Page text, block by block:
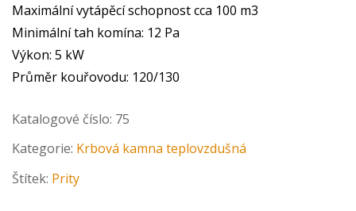
Maximální vytápěcí schopnost cca 100 m3
Minimální tah komína: 12 Pa
Výkon: 5 kW
Průměr kouřovodu: 120/130
Katalogové číslo: 75
Kategorie: Krbová kamna teplovzdušná
Štítek: Prity